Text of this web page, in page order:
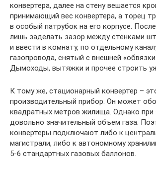
конвертера, далее на стену вешается
принимающий вес конвертера, а торец
в особый патрубок на его корпусе.
лишь заделать зазор между стенками
и ввести в комнату, по отдельному
газопровода, снятый с внешней
Дымоходы, вытяжки и прочее строить
К тому же, стационарный конвертер –
производительный прибор. Он может
квадратных метров жилища. Однако при
довольно значительный объем газа.
конвертеры подключают либо к
магистрали, либо к автономному
5-6 стандартных газовых баллонов.